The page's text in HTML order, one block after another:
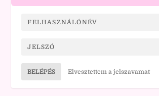
BELÉPÉS Elvesztettem a jelszavamat